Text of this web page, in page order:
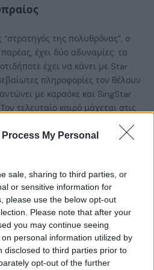
Process My Personal
sale, sharing to third parties, or
or sensitive information for
please use the below opt-out
Please note that after your
you may continue seeing
personal information utilized by
disclosed to third parties prior to
opt-out of the further
“στρατηγός της πολυθρόνας”, ο
έχει δύο αδυναμίες: τα
έχει να κάνει με Star
πληροφορίες τον θέλουν
με καραόκε και SingStar
τελευταίο καιρό μάχεται στις
με κόπο και ιδρώτα να ανέβει